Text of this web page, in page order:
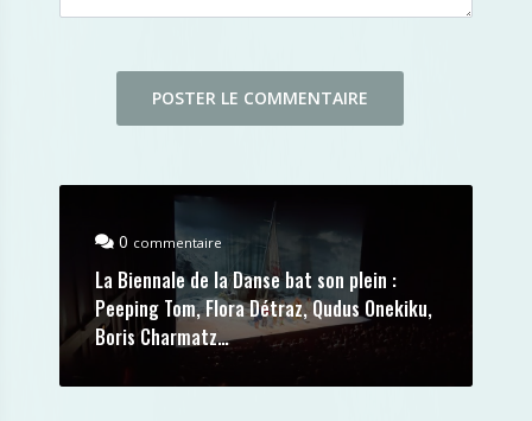
0 commentaire
La Biennale de la Danse bat son plein :
Peeping Tom, Flora Détraz, Qudus Onekiku,
Boris Charmatz…